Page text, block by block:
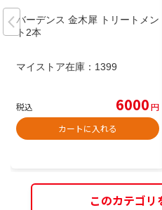
バーデンス 金木犀 トリートメン
ト2本
マイストア在庫： 1399
税込 6000円
カートに入れる
このカテゴリ